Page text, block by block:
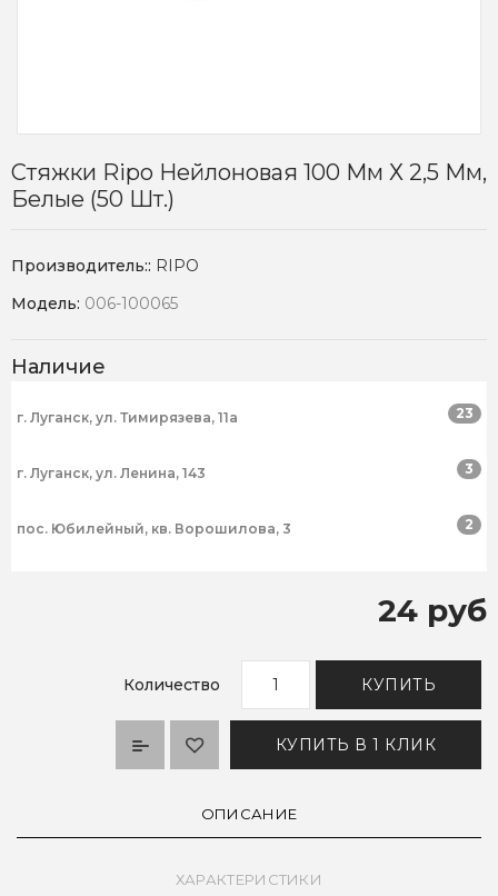
Стяжки Ripo Нейлоновая 100 Мм Х 2,5 Мм,
Белые (50 Шт.)
Производитель:: RIPO
Модель: 006-100065
Наличие
г. Луганск, ул. Тимирязева, 11а 23
г. Луганск, ул. Ленина, 143 3
пос. Юбилейный, кв. Ворошилова, 3 2
24 руб
Количество КУПИТЬ
КУПИТЬ В 1 КЛИК
ОПИСАНИЕ
ХАРАКТЕРИСТИКИ